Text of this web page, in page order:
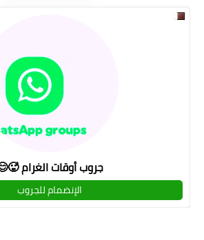
جروب أوقات الغرام
الإنضمام للجروب